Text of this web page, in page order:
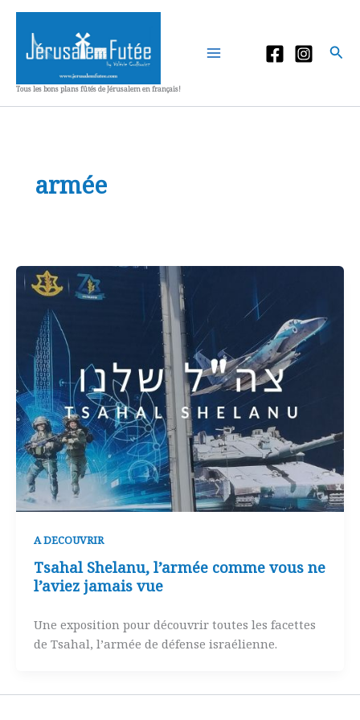
Aller
contenu
Tous les bons plans fûtés de Jérusalem en français!
armée
A DECOUVRIR
Tsahal Shelanu, l’armée comme vous ne
l’aviez jamais vue
Une exposition pour découvrir toutes les facettes
de Tsahal, l’armée de défense israélienne.